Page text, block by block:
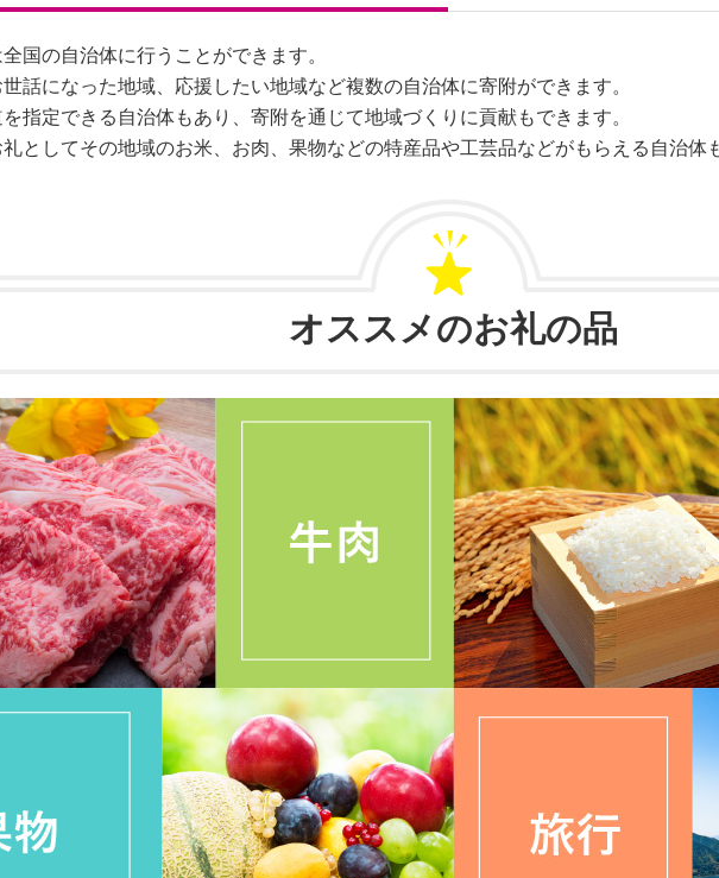
国の自治体に行うことができます。
話になった地域、応援したい地域など複数の自治体に寄附ができます。
指定できる自治体もあり、寄附を通じて地域づくりに貢献もできます。
礼としてその地域のお米、お肉、果物などの特産品や工芸品などがもらえる自治体
オススメのお礼の品